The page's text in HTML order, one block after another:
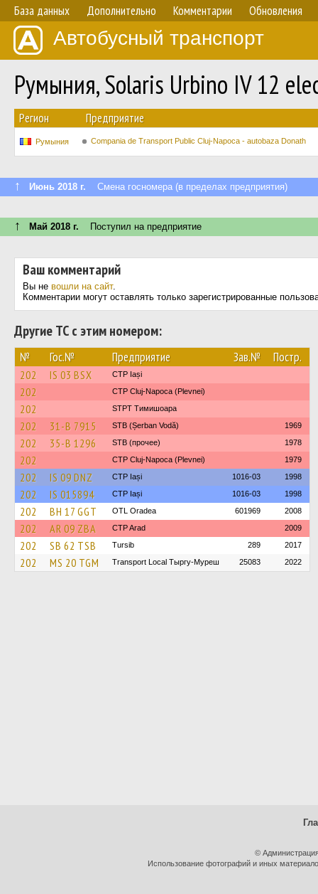
База данных Дополнительно Комментарии Обновления
Автобусный транспорт
Румыния, Solaris Urbino IV 12
Регион Предприятие
Румыния Compania de Transport Public Cluj-Napoca - autobaza Donath
↑ Июнь 2018 г. Смена госномера (в пределах предприятия)
↑ Май 2018 г. Поступил на предприятие
Ваш комментарий
Вы не вошли на сайт.
Комментарии могут оставлять только зарегистрированные
Другие ТС с этим номером:
№ Гос.№ Предприятие Зав.№ Постр.
202 IS 03 BSX CTP Iași
202 CTP Cluj-Napoca (Plevnei)
202 STPT Тимишоара
202 31-B 7915 STB (Șerban Vodă) 1969
202 35-B 1296 STB (прочее) 1978
202 CTP Cluj-Napoca (Plevnei) 1979
202 IS 09 DNZ CTP Iași 1016-03 1998
202 IS 015894 CTP Iași 1016-03 1998
202 BH 17 GGT OTL Oradea 601969 2008
202 AR 09 ZBA CTP Arad 2009
202 SB 62 TSB Tursib 289 2017
202 MS 20 TGM Transport Local Тыргу-Муреш 25083 2022
©
Использование фотографий и иных